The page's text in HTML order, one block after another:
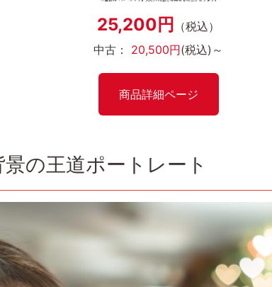
25,200円
（税込）
中古： 20,500円(税込)～
商品詳細ページ
の王道ポートレート